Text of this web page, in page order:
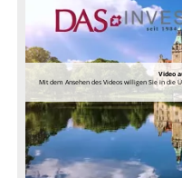
Video
Mit dem Ansehen des Videos willigen Sie in die